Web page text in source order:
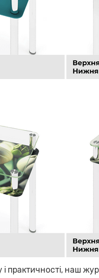
практичності, наш